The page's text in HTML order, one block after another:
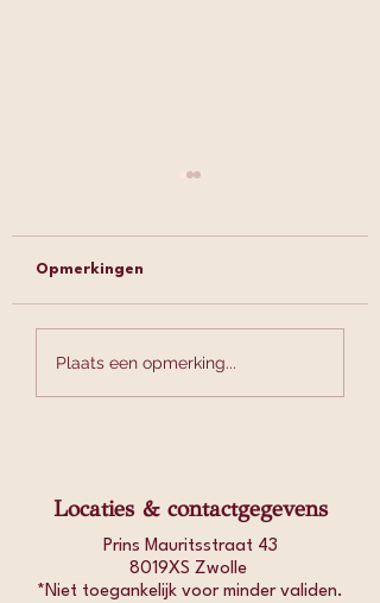
dan één getal – en wat
Opmerkingen
Plaats een opmerking...
Locaties & contactgegevens
Prins Mauritsstraat 43
8019XS Zwolle
*Niet toegankelijk voor minder validen.​